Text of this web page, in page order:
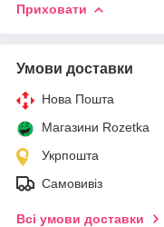
Приховати
Умови доставки
Нова Пошта
Магазини Rozetka
Укрпошта
Самовивіз
Всі умови доставки